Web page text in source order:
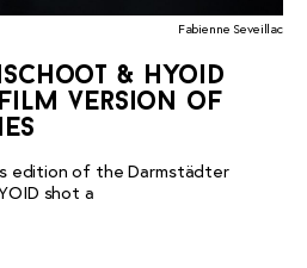
Fabienne Seveillac
& hyoid
version of
edition of the Darmstädter
shot a